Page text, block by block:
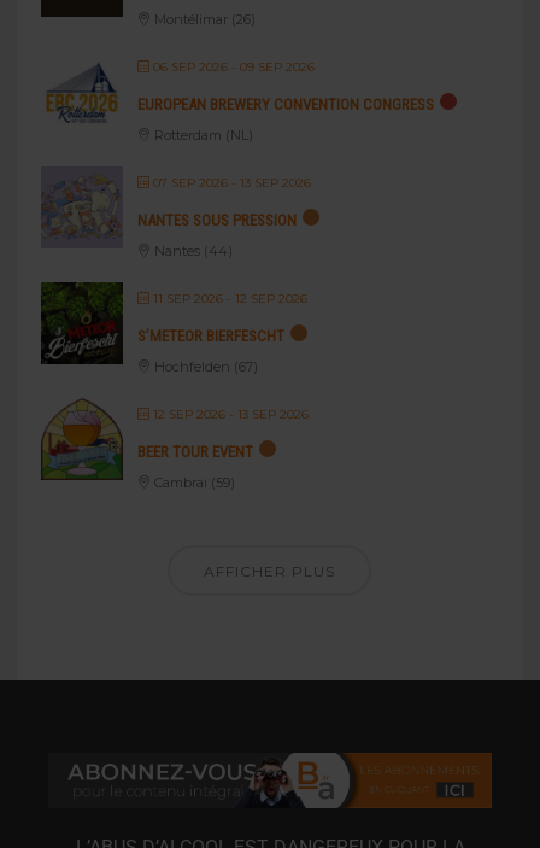
Montélimar (26)
06 SEP 2026- 09 SEP 2026
EUROPEAN BREWERY CONVENTION CONGRESS
Rotterdam (NL)
07 SEP 2026- 13 SEP 2026
NANTES SOUS PRESSION
Nantes (44)
11 SEP 2026- 12 SEP 2026
S’METEOR BIERFESCHT
Hochfelden (67)
12 SEP 2026- 13 SEP 2026
BEER TOUR EVENT
Cambrai (59)
AFFICHER PLUS